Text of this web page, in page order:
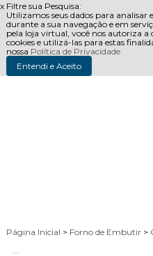
x Filtre sua Pesquisa:
Utilizamos seus dados para analisar
durante a sua navegação e em
pela loja virtual, você nos autoriza
cookies e utilizá-las para estas
nossa Política de Privacidade
Entendi e Aceito
Página Inicial > Forno de Embutir >